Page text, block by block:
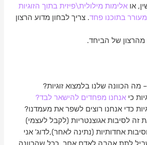
אואלימות מילולית\פיזית בתוך הזוגיות
מעורר בתוכנו פחד. צריך לבחון מדוע הרצון
מהרצון של הביחד.
מה הכוונה שלנו בלמצוא זוגיות?
כיאנחנו מפחדים להישאר לבד?
כדי אנחנו רוצים לשפר את מעמדנו?
לסיבות אגוצנטריות (לקבל לעצמי)
אחדותיות (נתינה לאחר),לדוג' אני